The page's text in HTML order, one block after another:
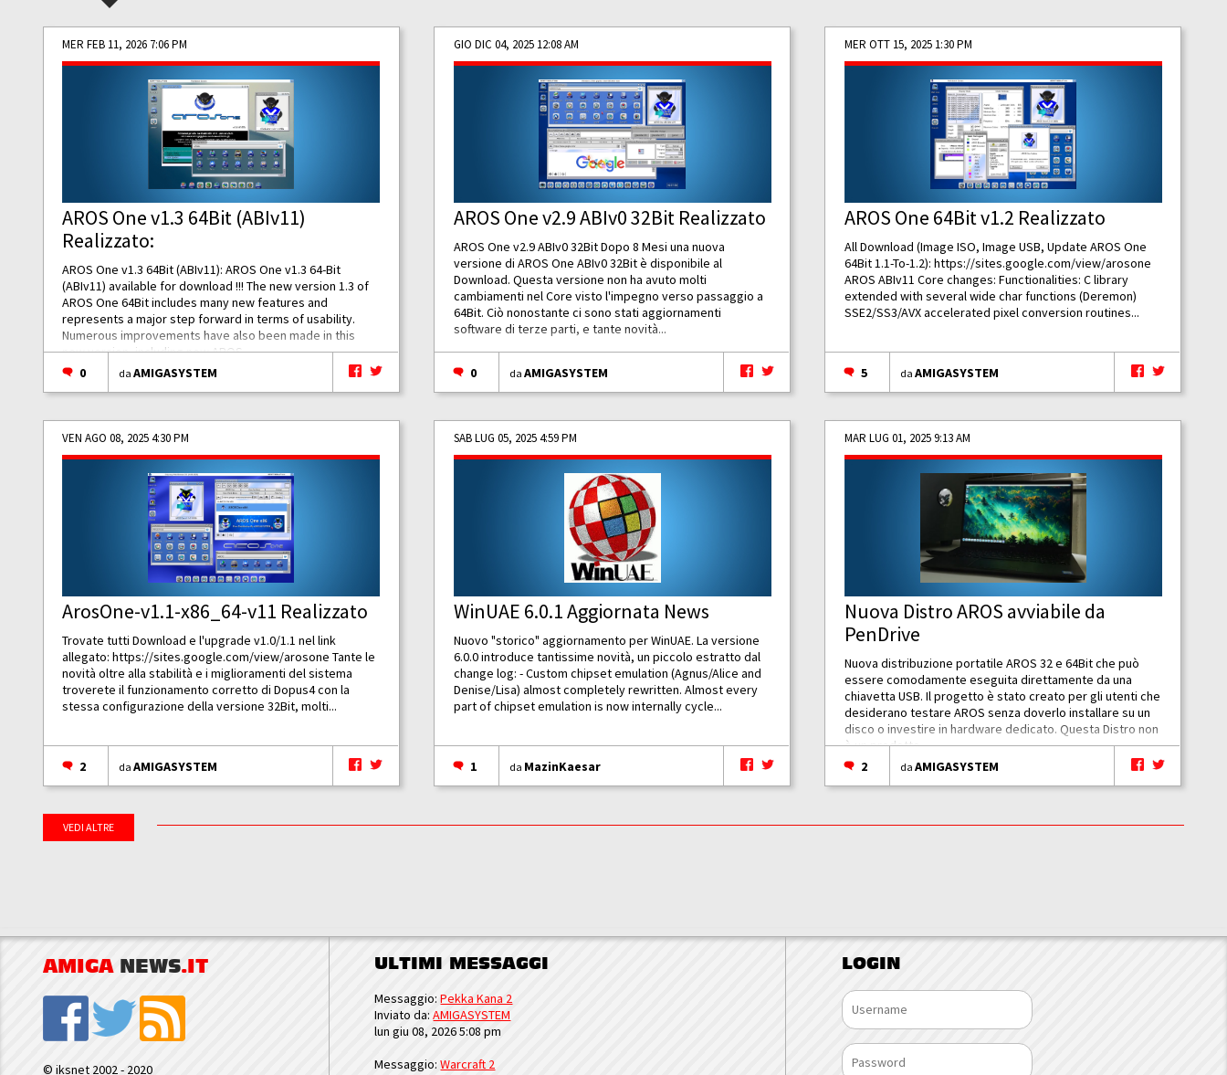
MER FEB 11, 2026 7:06 PM
AROS One v1.3 64Bit (ABIv11)
Realizzato:
AROS One v1.3 64Bit (ABIv11): AROS One v1.3 64-Bit
(ABIv11) available for download !!! The new version 1.3 of
AROS One 64Bit includes many new features and
represents a major step forward in terms of usability.
Numerous improvements have also been made in this
new version, including new AROS...
0
daAMIGASYSTEM
GIO DIC 04, 2025 12:08 AM
AROS One v2.9 ABIv0 32Bit Realizzato
AROS One v2.9 ABIv0 32Bit Dopo 8 Mesi una nuova
versione di AROS One ABIv0 32Bit è disponibile al
Download. Questa versione non ha avuto molti
cambiamenti nel Core visto l'impegno verso passaggio a
64Bit. Ciò nonostante ci sono stati aggiornamenti
software di terze parti, e tante novità...
0 daAMIGASYSTEM
MER OTT 15, 2025 1:30 PM
AROS One 64Bit v1.2 Realizzato
All Download (Image ISO, Image USB, Update AROS One
64Bit 1.1-To-1.2): https://sites.google.com/view/arosone
AROS ABIv11 Core changes: Functionalities: C library
extended with several wide char functions (Deremon)
SSE2/SS3/AVX accelerated pixel conversion routines...
5 daAMIGASYSTEM
VEN AGO 08, 2025 4:30 PM
ArosOne-v1.1-x86_64-v11 Realizzato
Trovate tutti Download e l'upgrade v1.0/1.1 nel link
allegato:https://sites.google.com/view/arosone Tante le
novità oltre alla stabilità e i miglioramenti del sistema
troverete il funzionamento corretto di Dopus4 con la
stessa configurazione della versione 32Bit, molti...
2 daAMIGASYSTEM
SAB LUG 05, 2025 4:59 PM
WinUAE 6.0.1 Aggiornata News
Nuovo "storico" aggiornamento per WinUAE. La versione
6.0.0 introduce tantissime novità, un piccolo estratto dal
change log: - Custom chipset emulation (Agnus/Alice and
Denise/Lisa) almost completely rewritten. Almost every
part of chipset emulation is now internally cycle...
1 da MazinKaesar
MAR LUG 01, 2025 9:13 AM
Nuova Distro AROS avviabile da
PenDrive
Nuova distribuzione portatile AROS 32 e 64Bit che può
essere comodamente eseguita direttamente da una
chiavetta USB. Il progetto è stato creato per gli utenti che
desiderano testare AROS senza doverlo installare su un
disco o investire in hardware dedicato. Questa Distro non
è un prodotto...
2
daAMIGASYSTEM
VEDI ALTRE
AMIGA NEWS.IT
© iksnet 2002 - 2020
ULTIMI MESSAGGI
Messaggio:Pekka Kana 2
Inviato da:AMIGASYSTEM
lun giu 08, 2026 5:08 pm
Messaggio:Warcraft 2
LOGIN